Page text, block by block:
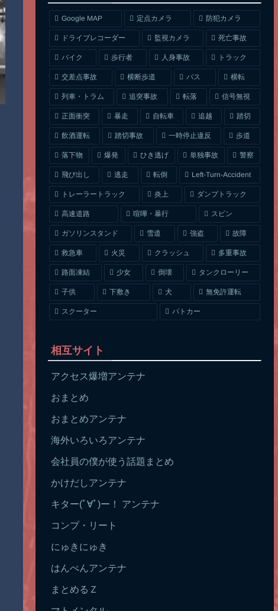
Google MAP 定点カメラ 防犯カメラ
ドライブレコーダー 監視カメラ 死亡事故
バイク 歩行者 人身事故 トラック
交差点事故 横断歩道 バス 横転
列車・トラム 追突事故 転落 信号無視
正面衝突 暴走 自転車 追越 踏切
飲酒運転 踏切事故 一時停止違反 歩道
落下物 爆発 ひき逃げ 単独事故 警察
飛び出し 逃走 転倒 Left-Turn-Accident
トレーラートラック 炎上 ダンプトラック
高速道路 喧嘩・暴行 スピン
ガソリンスタンド 雪道 強盗 故障
救急車 火災 クラッシュ 多重事故
路面凍結 少女 倒壊 タンクローリー
子供 下敷き 犬 無免許運転
スクーター パトカー
相互サイト
アクセス爆増アンテナ
おまとめ
おまとめアンテナ
海外いろいろアンテナ
会社員の僕が使う話題まとめ
かけだしアンテナ
キター(ﾟ∀ﾟ)ー！ アンテナ
コンプ・リート
にゅきにゅき
はんぺんアンテナ
まとめるＺ